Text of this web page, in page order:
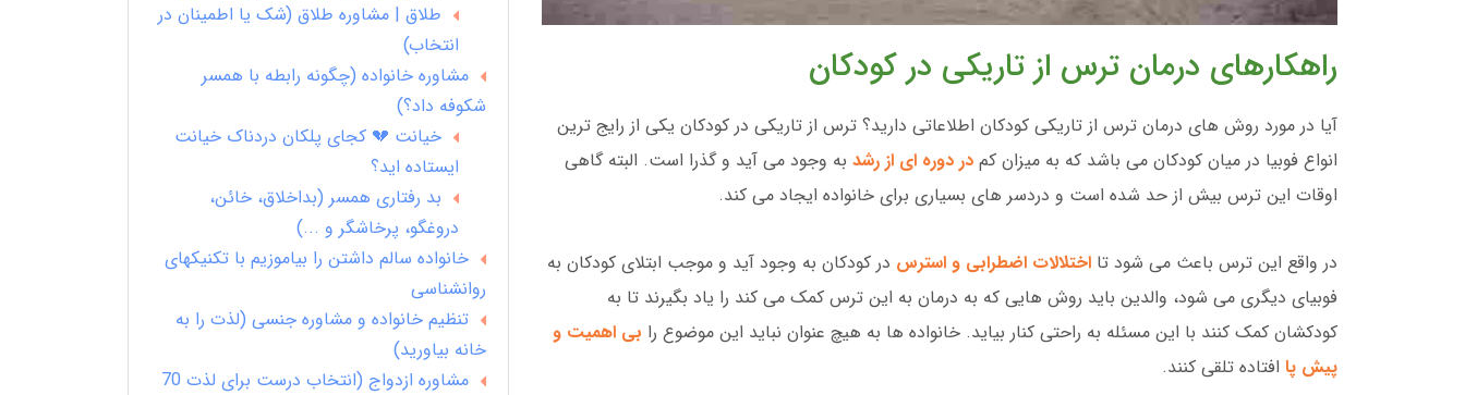
راهکارهای درمان ترس از تاریکی در کودکان
آیا در مورد روش های درمان ترس از تاریکی کودکان اطلاعاتی دارید؟ ترس از تاریکی در کودکان یکی از رایج ترین
انواع فوبیا در میان کودکان می باشد که به میزان کم در دوره ای از رشد به وجود می آید و گذرا است. البته گاهی
اوقات این ترس بیش از حد شده است و دردسر های بسیاری برای خانواده ایجاد می کند.
در واقع این ترس باعث می شود تا اختلالات اضطرابی و استرس در کودکان به وجود آید و موجب ابتلای کودکان به
فوبیای دیگری می شود، والدین باید روش هایی که به درمان به این ترس کمک می کند را یاد بگیرند تا به
کودکشان کمک کنند با این مسئله به راحتی کنار بیاید. خانواده ها به هیچ عنوان نباید این موضوع را بی اهمیت و
پیش پا افتاده تلقی کنند.
طلاق | مشاوره طلاق (شک یا اطمینان در
انتخاب)
مشاوره خانواده (چگونه رابطه با همسر
شکوفه داد؟)
خیانت 💔 کجای پلکان دردناک خیانت
ایستاده اید؟
بد رفتاری همسر (بداخلاق، خائن،
دروغگو، پرخاشگر و ...)
خانواده سالم داشتن را بیاموزیم با تکنیکهای
روانشناسی
تنظیم خانواده و مشاوره جنسی (لذت را به
خانه بیاورید)
مشاوره ازدواج (انتخاب درست برای لذت 70